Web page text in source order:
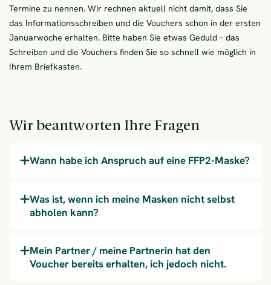
Termine zu nennen. Wir rechnen aktuell nicht damit, dass Sie
das Informationsschreiben und die Vouchers schon in der ersten
Januarwoche erhalten. Bitte haben Sie etwas Geduld – das
Schreiben und die Vouchers finden Sie so schnell wie möglich in
Ihrem Briefkasten.
Wir beantworten Ihre Fragen
Wann habe ich Anspruch auf eine FFP2-Maske?
Was ist, wenn ich meine Masken nicht selbst
abholen kann?
Mein Partner / meine Partnerin hat den
Voucher bereits erhalten, ich jedoch nicht.